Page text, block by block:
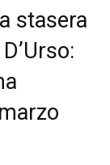
stasera